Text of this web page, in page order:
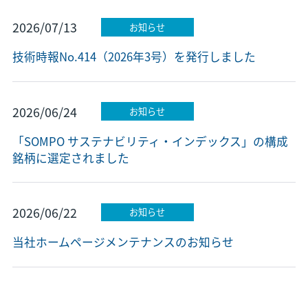
2026/07/13 お知らせ
技術時報No.414（2026年3号）を発行しました
2026/06/24 お知らせ
「SOMPO サステナビリティ・インデックス」の構成
銘柄に選定されました
2026/06/22 お知らせ
当社ホームページメンテナンスのお知らせ